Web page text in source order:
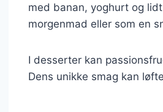
med banan, yoghurt og
morgenmad eller som en
I desserter kan
Dens unikke smag kan